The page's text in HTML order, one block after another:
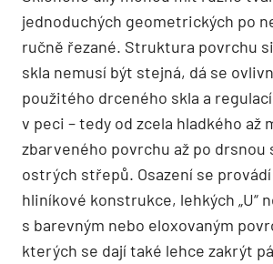
jednoduchých geometrických po
ručně řezané. Struktura povrchu
skla nemusí být stejná, dá se
použitého drceného skla a
v peci – tedy od zcela hladkého až
zbarveného povrchu až po
ostrých střepů. Osazení se
hliníkové konstrukce, lehkých „U“
s barevným nebo eloxovaným
kterých se dají také lehce zakrýt